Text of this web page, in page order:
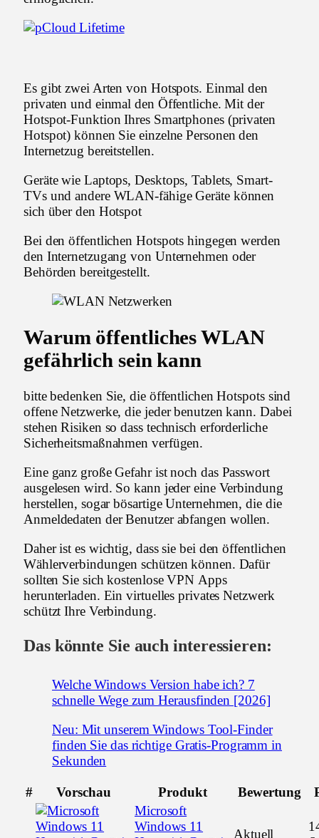
Es gibt zwei Arten von Hotspots. Einmal den
privaten und einmal den Öffentliche. Mit der
Hotspot-Funktion Ihres Smartphones (privaten
Hotspot) können Sie einzelne Personen den
Internetzug bereitstellen.
Geräte wie Laptops, Desktops, Tablets, Smart-
TVs und andere WLAN-fähige Geräte können
sich über den Hotspot
Bei den öffentlichen Hotspots hingegen werden
den Internetzugang von Unternehmen oder
Behörden bereitgestellt.
Warum öffentliches WLAN
gefährlich sein kann
bitte bedenken Sie, die öffentlichen Hotspots sind
offene Netzwerke, die jeder benutzen kann. Dabei
stehen Risiken so dass technisch erforderliche
Sicherheitsmaßnahmen verfügen.
Eine ganz große Gefahr ist noch das Passwort
ausgelesen wird. So kann jeder eine Verbindung
herstellen, sogar bösartige Unternehmen, die die
Anmeldedaten der Benutzer abfangen wollen.
Daher ist es wichtig, dass sie bei den öffentlichen
Wählerverbindungen schützen können. Dafür
sollten Sie sich kostenlose VPN Apps
herunterladen. Ein virtuelles privates Netzwerk
schützt Ihre Verbindung.
Das könnte Sie auch interessieren:
Welche Windows Version habe ich? 7
schnelle Wege zum Herausfinden [2026]
Neu: Mit unserem Windows Tool-Finder
finden Sie das richtige Gratis-Programm in
Sekunden
# Vorschau Produkt Bewertung
Microsoft
Windows 11
Aktuell